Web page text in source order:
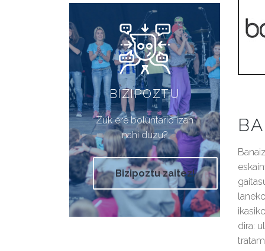
dira:
BIZIPOZTU
Zuk ere boluntario izan
nahi duzu?
Bizipoztu zaitez!